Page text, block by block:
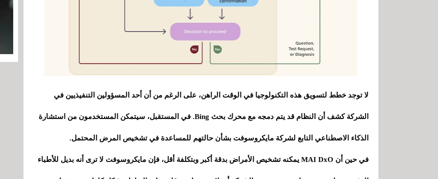
لا توجد خطط لتسويق هذه التكنولوجيا في الوقت الراهن، على الرغم من أن أحد المسؤولين التنفيذيين في
الشركة كشف أن النظام قد يتم دمجه مع محرك بحث Bing. في المستقبل، سيتمكن المستخدمون من استشارة
الذكاء الاصطناعي التابع لشركة مايكروسوفت بشأن حالتهم للمساعدة في تشخيص المرض المحتمل.
في حين أن MAI DxO يمكنه تشخيص الأمراض بدقة أكبر وبتكلفة أقل، فإن مايكروسوفت لا ترى أنه بديل للأطباء